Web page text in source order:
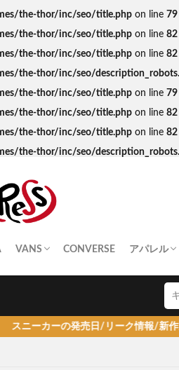
the-thor/inc/seo/title.php on line 79
the-thor/inc/seo/title.php on line 82
the-thor/inc/seo/title.php on line 82
the-thor/inc/seo/
the-thor/inc/seo/title.php on line 79
the-thor/inc/seo/title.php on line 82
the-thor/inc/seo/title.php on line 82
the-thor/inc/seo/
VANS CONVERSE アパレル
ーの発売日/リーク情報/新作/抽選/ニ